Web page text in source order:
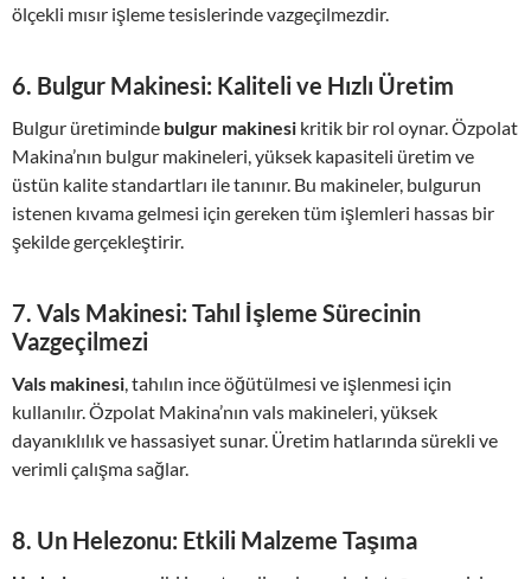
ölçekli mısır işleme tesislerinde vazgeçilmezdir.
6. Bulgur Makinesi: Kaliteli ve Hızlı Üretim
Bulgur üretiminde bulgur makinesi kritik bir rol oynar. Özpolat
Makina’nın bulgur makineleri, yüksek kapasiteli üretim ve
üstün kalite standartları ile tanınır. Bu makineler, bulgurun
istenen kıvama gelmesi için gereken tüm işlemleri hassas bir
şekilde gerçekleştirir.
7. Vals Makinesi: Tahıl İşleme Sürecinin
Vazgeçilmezi
Vals makinesi, tahılın ince öğütülmesi ve işlenmesi için
kullanılır. Özpolat Makina’nın vals makineleri, yüksek
dayanıklılık ve hassasiyet sunar. Üretim hatlarında sürekli ve
verimli çalışma sağlar.
8. Un Helezonu: Etkili Malzeme Taşıma